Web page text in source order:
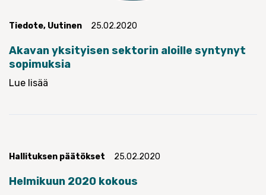
Tiedote, Uutinen 25.02.2020
Akavan yksityisen sektorin aloille syntynyt
sopimuksia
Lue lisää
Hallituksen päätökset 25.02.2020
Helmikuun 2020 kokous